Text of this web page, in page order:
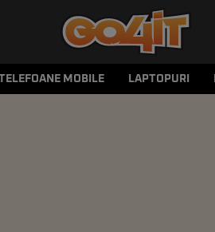
MOBILE LAPTOPURI